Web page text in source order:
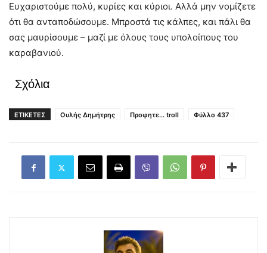
Ευχαριστούμε πολύ, κυρίες και κύριοι. Αλλά μην νομίζετε
ότι θα ανταποδώσουμε. Μπροστά τις κάλπες, και πάλι θα
σας μαυρίσουμε – μαζί με όλους τους υπολοίπους του
καραβανιού.
Σχόλια
ΕΤΙΚΕΤΕΣ Ουλής Δημήτρης Προφητε... troll Φύλλο 437